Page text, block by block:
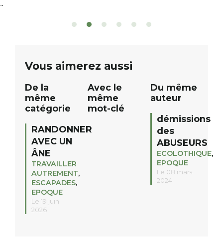
sont à gagner, sélectionnés auprès
12h à […]
Vous aimerez aussi
De la
même
catégorie
RANDONNER
AVEC UN
ÂNE
TRAVAILLER
AUTREMENT,
ESCAPADES,
EPOQUE
Le 19 juin
2026
Avec le
même
mot-clé
Du même
auteur
démissions
des
ABUSEURS
ECOLOTHIQUE,
EPOQUE
Le 08 mars
2024